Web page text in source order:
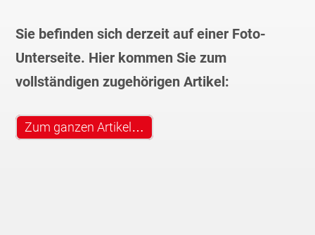
Sie befinden sich derzeit auf einer Foto-
Unterseite. Hier kommen Sie zum
vollständigen zugehörigen Artikel:
Zum ganzen Artikel…